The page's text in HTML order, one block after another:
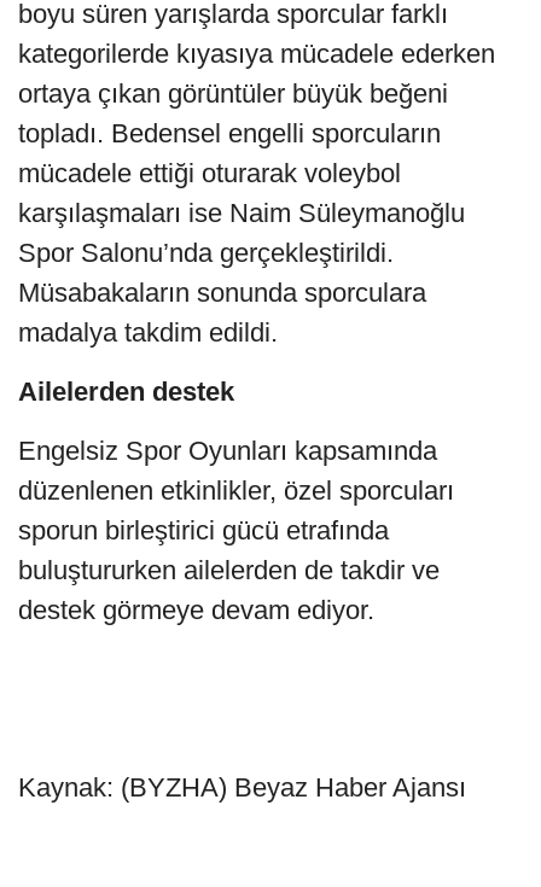
boyu süren yarışlarda sporcular farklı
kategorilerde kıyasıya mücadele ederken
ortaya çıkan görüntüler büyük beğeni
topladı. Bedensel engelli sporcuların
mücadele ettiği oturarak voleybol
karşılaşmaları ise Naim Süleymanoğlu
Spor Salonu’nda gerçekleştirildi.
Müsabakaların sonunda sporculara
madalya takdim edildi.
Ailelerden destek
Engelsiz Spor Oyunları kapsamında
düzenlenen etkinlikler, özel sporcuları
sporun birleştirici gücü etrafında
buluştururken ailelerden de takdir ve
destek görmeye devam ediyor.
Kaynak: (BYZHA) Beyaz Haber Ajansı